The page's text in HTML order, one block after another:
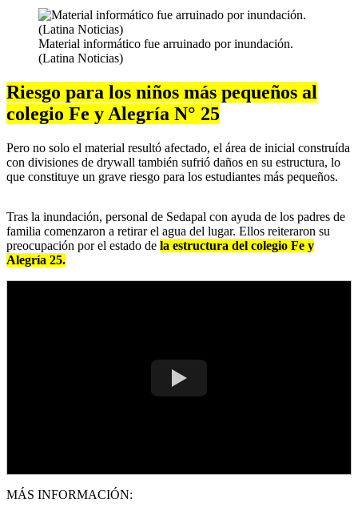
Material informático fue arruinado por inundación.
(Latina Noticias)
Riesgo para los niños más pequeños al
colegio Fe y Alegría N° 25
Pero no solo el material resultó afectado, el área de inicial construída
con divisiones de drywall también sufrió daños en su estructura, lo
que constituye un grave riesgo para los estudiantes más pequeños.
Tras la inundación, personal de Sedapal con ayuda de los padres de
familia comenzaron a retirar el agua del lugar. Ellos reiteraron su
preocupación por el estado de la estructura del colegio Fe y
Alegría 25.
MÁS INFORMACIÓN: